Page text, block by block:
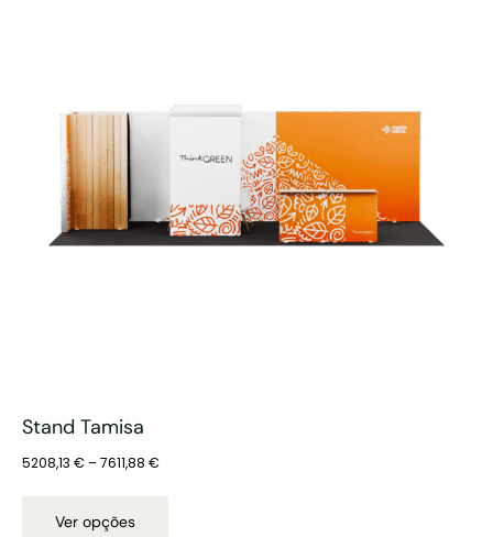
Stand Tamisa
5208,13 € –7611,88 €
Ver opções